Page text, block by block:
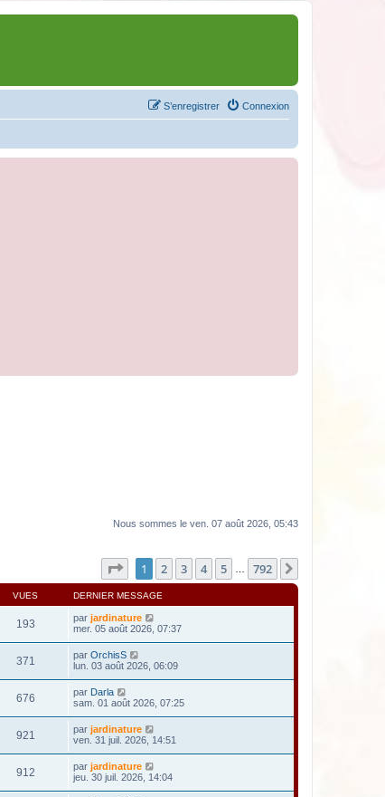
Connexion
S’enregistrer
Nous sommes le ven. 07 août 2026, 05:43
Page sur792
1 2 3 4 5 792
VUES DERNIER MESSAGE
193 par jardinature
mer. 05 août 2026, 07:37
371 par OrchisS
lun. 03 août 2026, 06:09
676 par Darla
sam. 01 août 2026, 07:25
921 par jardinature
ven. 31 juil. 2026, 14:51
912 par jardinature
jeu. 30 juil. 2026, 14:04